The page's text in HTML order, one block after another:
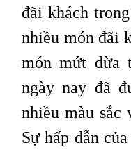
đãi khách
nhiều món đãi
món mứt dừa
ngày nay đã
nhiều màu sắc
Sự hấp dẫn